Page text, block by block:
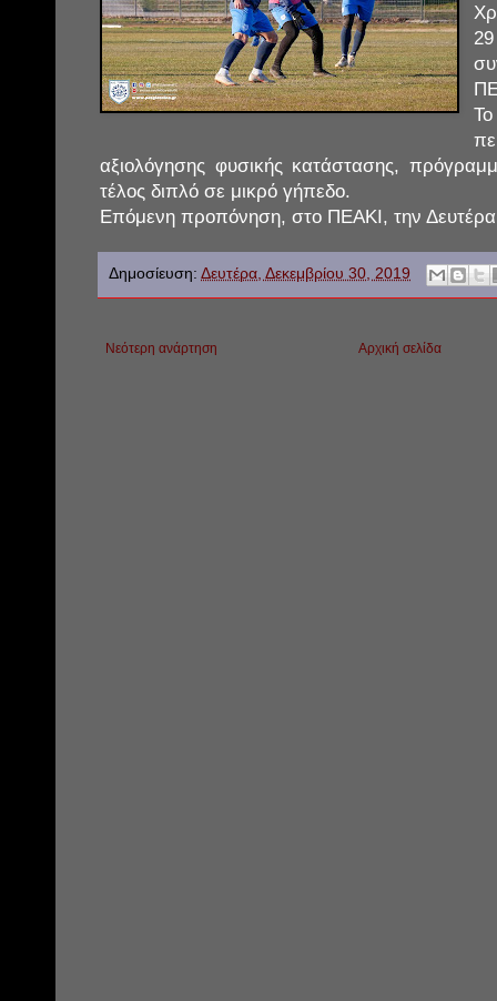
αξιολόγησης φυσικής κατάστασης,
τέλος διπλό σε μικρό γήπεδο.
Επόμενη προπόνηση, στο ΠΕΑΚΙ, την
Δημοσίευση: Δευτέρα, Δεκεμβρίου 30, 2019
Νεότερη ανάρτηση Αρχική σελίδα